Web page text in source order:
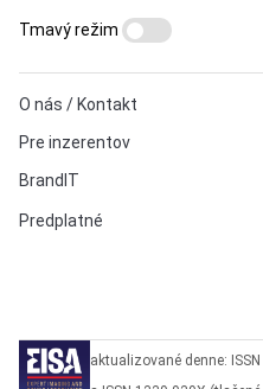
O nás / Kontakt
Pre inzerentov
BrandIT
Predplatné
Tmavý režim
aktualizované denne: